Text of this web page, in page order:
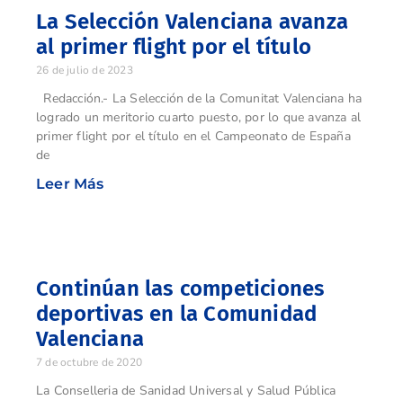
La Selección Valenciana avanza
al primer flight por el título
26 de julio de 2023
Redacción.- La Selección de la Comunitat Valenciana ha
logrado un meritorio cuarto puesto, por lo que avanza al
primer flight por el título en el Campeonato de España
de
Leer Más
Continúan las competiciones
deportivas en la Comunidad
Valenciana
7 de octubre de 2020
La Conselleria de Sanidad Universal y Salud Pública